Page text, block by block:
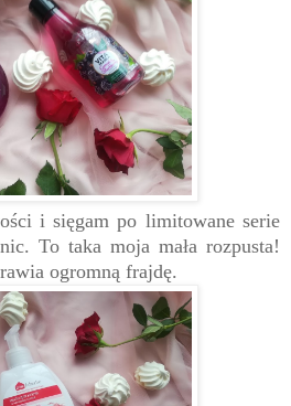
i sięgam po limitowane serie
To taka moja mała rozpusta!
ogromną frajdę.